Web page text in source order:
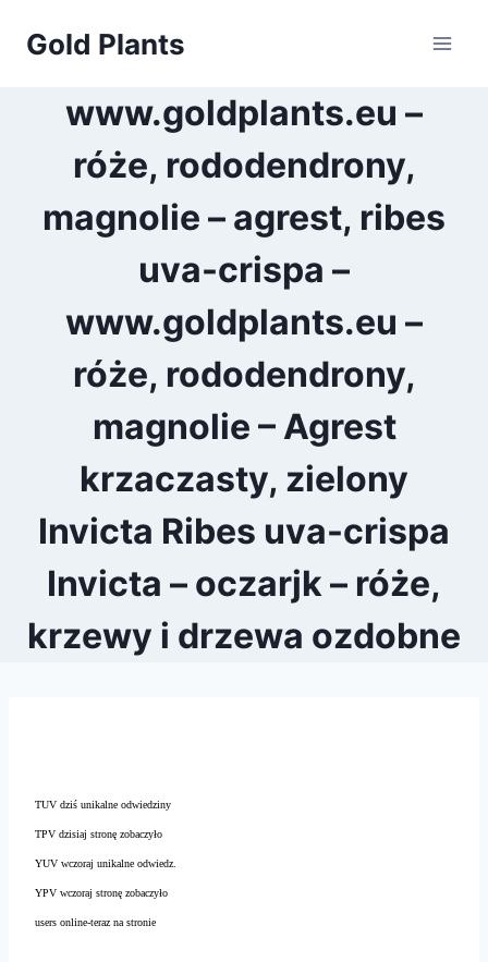
Gold Plants
www.goldplants.eu –
róże, rododendrony,
magnolie – agrest, ribes
uva-crispa –
www.goldplants.eu –
róże, rododendrony,
magnolie – Agrest
krzaczasty, zielony
Invicta Ribes uva-crispa
Invicta – oczarjk – róże,
krzewy i drzewa ozdobne
TUV dziś unikalne odwiedziny
TPV dzisiaj stronę zobaczyło
YUV wczoraj unikalne odwiedz.
YPV wczoraj stronę zobaczyło
users online-teraz na stronie